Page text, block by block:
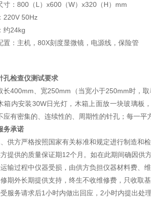
寸：800（L）x600（W）x320（H）mm
220V 50Hz
约24kg
置：主机，80X刻度显微镜，电源线，保险管
孔检查仪测试要求
长400mm、宽250mm（当宽小于250mm时，
箱内安装30W日光灯，木箱上面放一块玻璃板
应有密集的、连续性的、周期性的针孔；每一
务承诺
供方严格按照国家有关标准和规定进行制造和
提供的质量保证期12个月。如在此期间确因供
输过程中仪器受损，由供方负担仪器材料费、
期外长期提供支持，终生不收维修费，只收取
服务请求后1小时内做出回应，2小时内提出处